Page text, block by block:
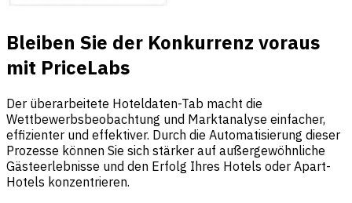
Bleiben Sie der Konkurrenz voraus
mit PriceLabs
Der überarbeitete Hoteldaten-Tab macht die
Wettbewerbsbeobachtung und Marktanalyse einfacher,
effizienter und effektiver. Durch die Automatisierung dieser
Prozesse können Sie sich stärker auf außergewöhnliche
Gästeerlebnisse und den Erfolg Ihres Hotels oder Apart-
Hotels konzentrieren.